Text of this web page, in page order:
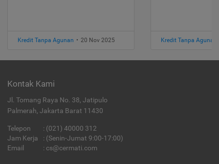
Kredit Tanpa Agunan • 20 Nov 2025 Kredit Tanpa Agunan
Kontak Kami
Jl. Tomang Raya No. 38, Jatipulo
Palmerah, Jakarta Barat 11430
Telepon : (021) 40000 312
Jam Kerja
: (Senin-Jumat 9:00-17:00)
Email
: cs@cermati.com